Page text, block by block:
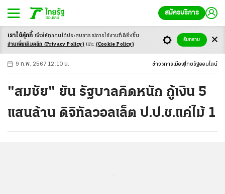
สมัครบริการ
-ก ก ก+
9 ก.พ. 2567 12:10 น. ข่าว การเมือง ไทยรัฐออนไลน์
"สมชัย" ยัน รัฐบาลคิดหนัก กู้เงิน 5
แสนล้าน ดิจิทัลวอลเล็ต ป.ป.ช.แค่ไม้ 1
เราใช้คุ้กกี้ เพื่อให้ทุกคนได้ประสบการณ์การใช้งานที่ดียิ่งขึ้น
อ่านเพิ่มเติมคลิก (Privacy Policy) และ (Cookie Policy)
รับทราบ